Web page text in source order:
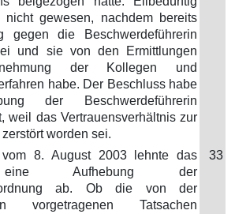
gewesen, nachdem bereits
gegen die Beschwerdeführerin
und sie von den Ermittlungen
der Kollegen und
habe. Der Beschluss habe
der Beschwerdeführerin
weil das Vertrauensverhältnis zur
worden sei.
8. August 2003 lehnte das
eine Aufhebung der
ab. Ob die von der
vorgetragenen Tatsachen
33